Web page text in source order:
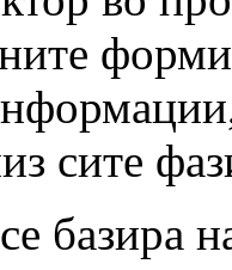
сите
базира